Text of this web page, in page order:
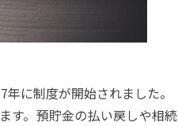
に制度が開始されました。
す。預貯金の払い戻しや相続